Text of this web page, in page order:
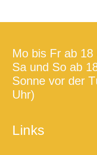
Mo bis Fr ab 18
Sa und So ab
Sonne vor der
Uhr)
Links